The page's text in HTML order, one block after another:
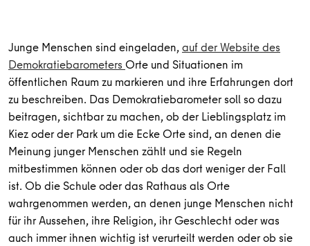
Junge Menschen sind eingeladen,auf der Website des
Demokratiebarometers Orte und Situationen im
öffentlichen Raum zu markieren und ihre Erfahrungen dort
zu beschreiben. Das Demokratiebarometer soll so dazu
beitragen, sichtbar zu machen, ob der Lieblingsplatz im
Kiez oder der Park um die Ecke Orte sind, an denen die
Meinung junger Menschen zählt und sie Regeln
mitbestimmen können oder ob das dort weniger der Fall
ist. Ob die Schule oder das Rathaus als Orte
wahrgenommen werden, an denen junge Menschen nicht
für ihr Aussehen, ihre Religion, ihr Geschlecht oder was
auch immer ihnen wichtig ist verurteilt werden oder ob sie